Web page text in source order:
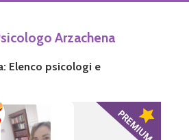
Arzachena
Elenco psicologi e